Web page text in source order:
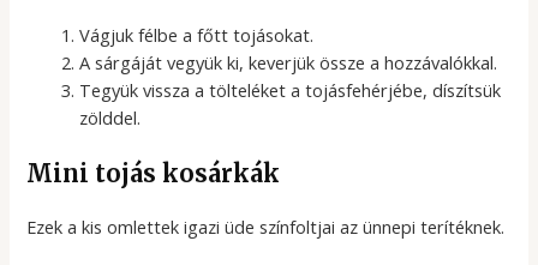
Vágjuk félbe a főtt tojásokat.
A sárgáját vegyük ki, keverjük össze a hozzávalókkal.
Tegyük vissza a tölteléket a tojásfehérjébe, díszítsük
zölddel.
Mini tojás kosárkák
Ezek a kis omlettek igazi üde színfoltjai az ünnepi terítéknek.